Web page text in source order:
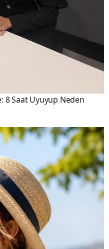
8 Saat Uyuyup Neden